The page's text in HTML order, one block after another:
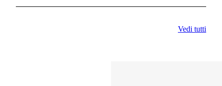
Vedi tutti